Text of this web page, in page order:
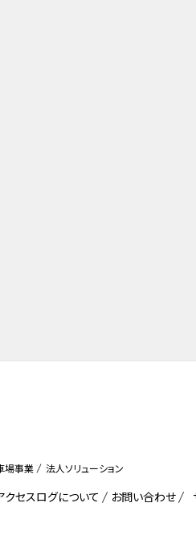
場事業 法人ソリューション
セスログについて お問い合わせ